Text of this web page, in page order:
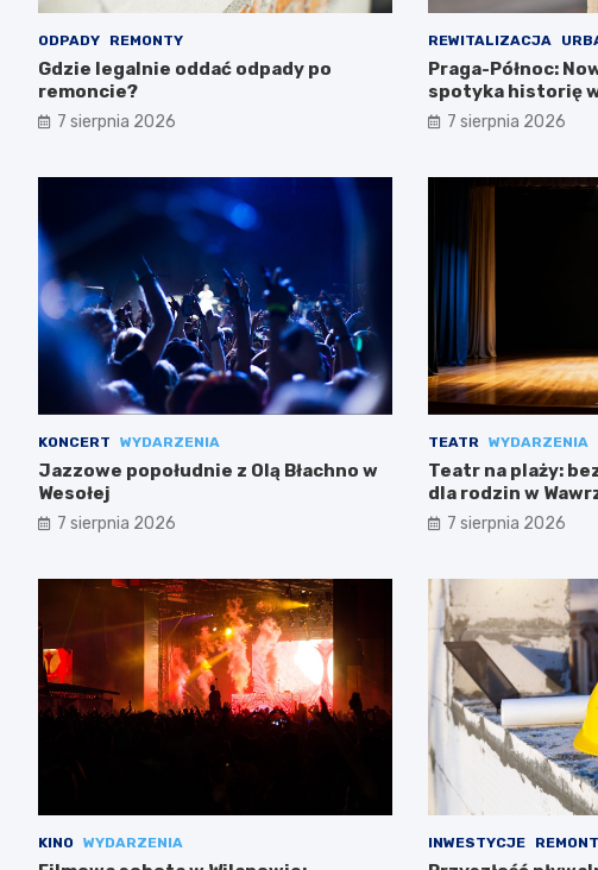
ODPADY REMONTY
Gdzie legalnie oddać odpady po
remoncie?
7 sierpnia 2026
REWITALIZACJA
Praga-Północ:
spotyka historię
7 sierpnia 2026
KONCERT WYDARZENIA
Jazzowe popołudnie z Olą Błachno w
Wesołej
7 sierpnia 2026
TEATR WYDARZENIA
Teatr na plaży:
dla rodzin w
7 sierpnia 2026
KINO WYDARZENIA INWESTYCJE